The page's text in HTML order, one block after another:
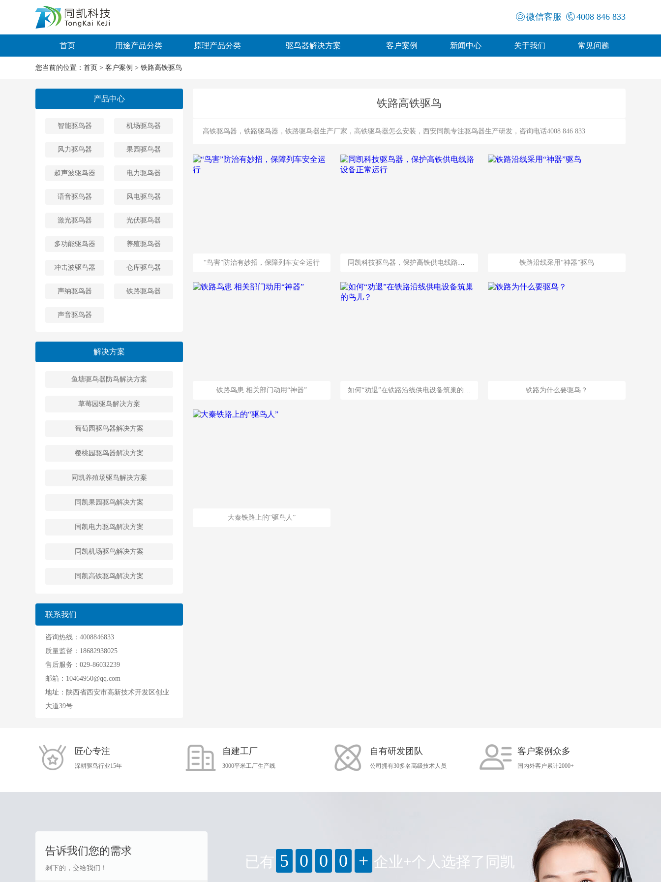
4008 846 833
微信客服
首页 用途产品分类 原理产品分类 驱鸟器解决方案 客户案例 新闻中心 关于我们 常见问题
您当前的位置： 首页 > 客户案例 > 铁路高铁驱鸟
产品中心
智能驱鸟器
风力驱鸟器
超声波驱鸟器
语音驱鸟器
激光驱鸟器
多功能驱鸟器
冲击波驱鸟器
声纳驱鸟器
声音驱鸟器
机场驱鸟器
果园驱鸟器
电力驱鸟器
风电驱鸟器
光伏驱鸟器
养殖驱鸟器
仓库驱鸟器
铁路驱鸟器
解决方案
鱼塘驱鸟器防鸟解决方案
草莓园驱鸟解决方案
葡萄园驱鸟器解决方案
樱桃园驱鸟器解决方案
同凯养殖场驱鸟解决方案
同凯果园驱鸟解决方案
同凯电力驱鸟解决方案
同凯机场驱鸟解决方案
同凯高铁驱鸟解决方案
联系我们
咨询热线：4008846833
质量监督：18682938025
售后服务：029-86032239
邮箱： 10464950@qq.com
地址：陕西省西安市高新技术开发区创业
大道39号
铁路高铁驱鸟
高铁驱鸟器，铁路驱鸟器，铁路驱鸟器生产厂家，高铁驱鸟器怎么安装，西安同凯专注驱鸟器生产研发，咨询电话4008 846 833
“鸟害”防治有妙招，保障列车安全运行 同凯科技驱鸟器，保护高铁供电线路设备正常运行 铁路沿线采用“神器”驱鸟
铁路鸟患 相关部门动用“神器” 如何“劝退”在铁路沿线供电设备筑巢的鸟儿？ 铁路为什么要驱鸟？
大秦铁路上的“驱鸟人”
匠心专注
深耕驱鸟行业15年
自建工厂
3000平米工厂生产线
自有研发团队
公司拥有30多名高级技术人员
客户案例众多
国内外客户累计2000+
告诉我们您的需求
剩下的，交给我们！ 已有 5 0 0 0 + 企业+个人选择了同凯